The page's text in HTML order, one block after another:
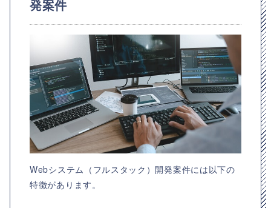
発案件
Webシステム（フルスタック）開発案件には以下の
特徴があります。